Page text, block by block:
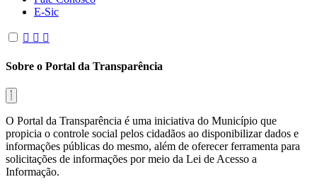
E-Sic
Sobre o Portal da Transparência
O Portal da Transparência é uma iniciativa do Município que
propicia o controle social pelos cidadãos ao disponibilizar dados e
informações públicas do mesmo, além de oferecer ferramenta para
solicitações de informações por meio da Lei de Acesso a
Informação.